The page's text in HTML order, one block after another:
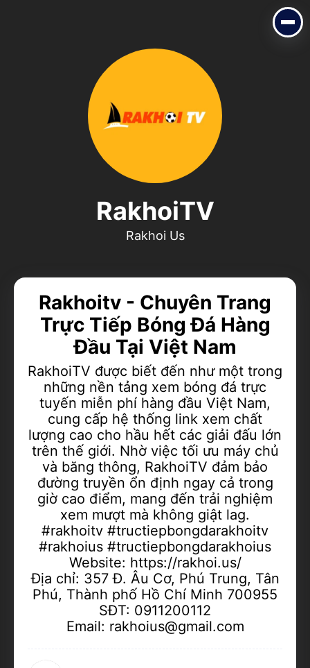
RakhoiTV
Add to Home Screen
Add to Gallery
RakhoiTV
Rakhoi Us
Rakhoitv - Chuyên Trang
Trực Tiếp Bóng Đá Hàng
Đầu Tại Việt Nam
RakhoiTV được biết đến như một trong
những nền tảng xem bóng đá trực
tuyến miễn phí hàng đầu Việt Nam,
cung cấp hệ thống link xem chất
lượng cao cho hầu hết các giải đấu lớn
trên thế giới. Nhờ việc tối ưu máy chủ
và băng thông, RakhoiTV đảm bảo
đường truyền ổn định ngay cả trong
giờ cao điểm, mang đến trải nghiệm
xem mượt mà không giật lag.
#rakhoitv #tructiepbongdarakhoitv
#rakhoius #tructiepbongdarakhoius
Website: https://rakhoi.us/
Địa chỉ: 357 Đ. Âu Cơ, Phú Trung, Tân
Phú, Thành phố Hồ Chí Minh 700955
SĐT: 0911200112
Email: rakhoius@gmail.com